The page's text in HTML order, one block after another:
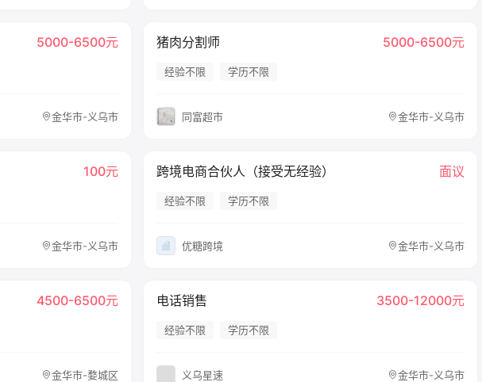
5000-6500元
金华市-义乌市
猪肉分割师 5000-6500元
经验不限 学历不限
同富超市 金华市-义乌市
100元
金华市-义乌市
跨境电商合伙人（接受无经验） 面议
经验不限 学历不限
优糖跨境 金华市-义乌市
4500-6500元
金华市-婺城区
电话销售 3500-12000元
经验不限 学历不限
义乌星速 金华市-义乌市